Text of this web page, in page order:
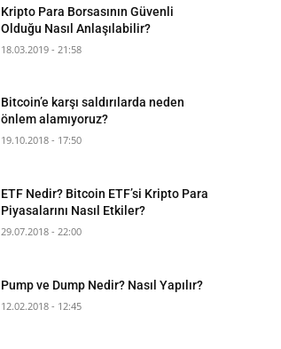
Kripto Para Borsasının Güvenli
Olduğu Nasıl Anlaşılabilir?
18.03.2019 - 21:58
Bitcoin’e karşı saldırılarda neden
önlem alamıyoruz?
19.10.2018 - 17:50
ETF Nedir? Bitcoin ETF’si Kripto Para
Piyasalarını Nasıl Etkiler?
29.07.2018 - 22:00
Pump ve Dump Nedir? Nasıl Yapılır?
12.02.2018 - 12:45